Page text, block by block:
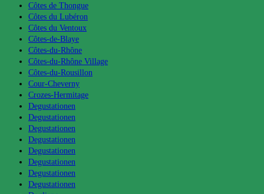
Côtes de Thongue
Côtes du Lubéron
Côtes du Ventoux
Côtes-de-Blaye
Côtes-du-Rhône
Côtes-du-Rhône Village
Côtes-du-Rousillon
Cour-Cheverny
Crozes-Hermitage
Degustationen
Degustationen
Degustationen
Degustationen
Degustationen
Degustationen
Degustationen
Degustationen